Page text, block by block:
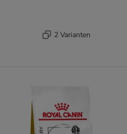
2 Varianten